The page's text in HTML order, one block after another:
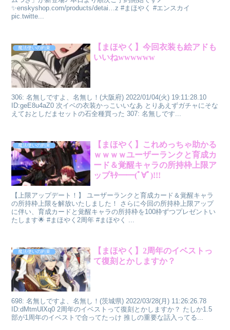
✨enskyshop.com/products/detai…z #まほやく #エンスカイ
pic.twitte...
魔法使いの約束
【まほやく】今回衣装も絵アドも
いいねwwwwww
306: 名無しですよ、名無し！(大阪府) 2022/01/04(火) 19:11:28.10
ID:geE8u4aZ0 次イベの衣装かっこいいなあ とりあえずガチャにそな
えておとしだまセットの石全種買った 307: 名無しです...
魔法使いの約束
【まほやく】これめっちゃ助かる
ｗｗｗｗユーザーランクと育成カ
ード＆覚醒キャラの所持枠上限ア
ップｷﾀ━━(ﾟ∀ﾟ)!!!
【上限アップデート！】 ユーザーランクと育成カード＆覚醒キャラ
の所持枠上限を解放いたしました！ さらに今回の所持枠上限アップ
に伴い、育成カードと覚醒キャラの所持枠を100枠ずつプレゼントい
たします🌟 #まほやく2周年 #まほやく ...
魔法使いの約束
【まほやく】2周年のイベストっ
て復刻とかしますか？
698: 名無しですよ、名無し！(茨城県) 2022/03/28(月) 11:26:26.78
ID:dMtmUlXq0 2周年のイベストって復刻とかしますか？ たしか1.5
部が1周年のイベストで合ってたっけ 推しの重要な話入ってる...